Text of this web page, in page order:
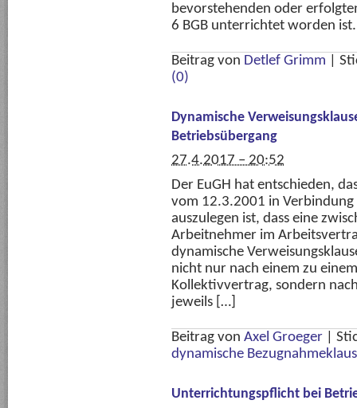
bevorstehenden oder
6 BGB unterrichtet worden
Beitrag von Detlef Grimm
(0)
Dynamische
Betriebsübergang
27.4.2017 – 20:52
Der EuGH hat entschieden,
vom 12.3.2001 in
auszulegen ist, dass eine
Arbeitnehmer im
dynamische
nicht nur nach einem zu
Kollektivvertrag, sondern
jeweils […]
Beitrag von Axel Groeger
dynamische
Unterrichtungspflicht bei